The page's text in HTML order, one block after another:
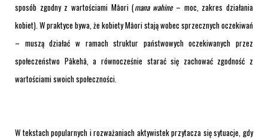
sposób zgodny z wartościami Māori (mana wahine– moc, zakres działania
kobiet). W praktyce bywa, że kobiety Māori stają wobec sprzecznych oczekiwań
– muszą działać w ramach struktur państwowych oczekiwanych przez
społeczeństwo Pākehā, a równocześnie starać się zachować zgodność z
wartościami swoich społeczności.
W tekstach popularnych i rozważaniach aktywistek przytacza się sytuacje, gdy